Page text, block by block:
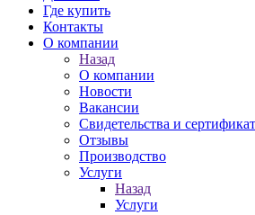
Где купить
Контакты
О компании
Назад
О компании
Новости
Вакансии
Свидетельства и
Отзывы
Производство
Услуги
Назад
Услуги